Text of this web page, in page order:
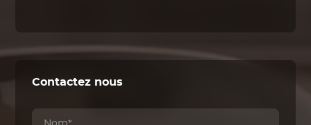
Contactez nous